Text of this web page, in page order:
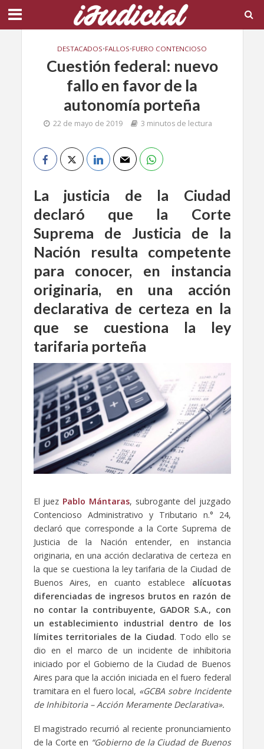
DESTACADOS•FALLOS•FUERO CONTENCIOSO
Cuestión federal: nuevo
fallo en favor de la
autonomía porteña
22 de mayo de 2019 3 minutos de lectura
La justicia de la Ciudad
declaró que la Corte
Suprema de Justicia de la
Nación resulta competente
para conocer, en instancia
originaria, en una acción
declarativa de certeza en la
que se cuestiona la ley
tarifaria porteña
El juez Pablo Mántaras, subrogante del juzgado
Contencioso Administrativo y Tributario n.° 24,
declaró que corresponde a la Corte Suprema de
Justicia de la Nación entender, en instancia
originaria, en una acción declarativa de certeza en
la que se cuestiona la ley tarifaria de la Ciudad de
Buenos Aires, en cuanto establece alícuotas
diferenciadas de ingresos brutos en razón de
no contar la contribuyente, GADOR S.A., con
un establecimiento industrial dentro de los
límites territoriales de la Ciudad. Todo ello se
dio en el marco de un incidente de inhibitoria
iniciado por el Gobierno de la Ciudad de Buenos
Aires para que la acción iniciada en el fuero federal
tramitara en el fuero local, «GCBA sobre Incidente
de Inhibitoria – Acción Meramente Declarativa».
El magistrado recurrió al reciente pronunciamiento
de la Corte en “Gobierno de la Ciudad de Buenos